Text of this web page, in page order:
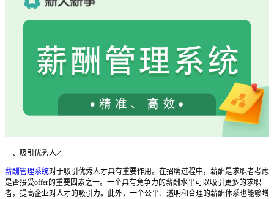
一、吸引优秀人才
薪酬管理系统对于吸引优秀人才具有重要作用。在招聘过程中，薪酬是求职者考虑
是否接受offer的重要因素之一。一个具有竞争力的薪酬水平可以吸引更多的求职
者，提高企业对人才的吸引力。此外，一个公平、透明和合理的薪酬体系也能够增